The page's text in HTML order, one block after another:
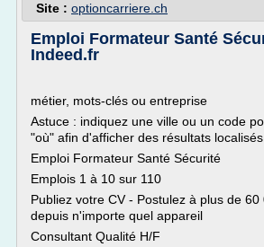
Site : optioncarriere.ch
Emploi Formateur Santé
Indeed.fr
métier, mots-clés ou entreprise
Astuce : indiquez une ville ou un code
"où" afin d'afficher des résultats localisés.
Emploi Formateur Santé Sécurité
Emplois 1 à 10 sur 110
Publiez votre CV - Postulez à plus de 60
depuis n'importe quel appareil
Consultant Qualité H/F